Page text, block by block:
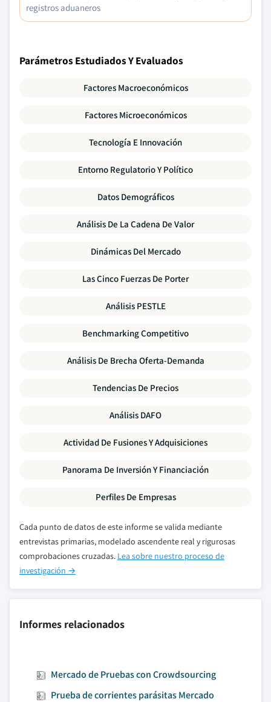
registros aduaneros
Parámetros Estudiados Y Evaluados
Factores Macroeconómicos
Factores Microeconómicos
Tecnología E Innovación
Entorno Regulatorio Y Político
Datos Demográficos
Análisis De La Cadena De Valor
Dinámicas Del Mercado
Las Cinco Fuerzas De Porter
Análisis PESTLE
Benchmarking Competitivo
Análisis De Brecha Oferta-Demanda
Tendencias De Precios
Análisis DAFO
Actividad De Fusiones Y Adquisiciones
Panorama De Inversión Y Financiación
Perfiles De Empresas
Cada punto de datos de este informe se valida mediante
entrevistas primarias, modelado ascendente real y rigurosas
comprobaciones cruzadas. Lea sobre nuestro proceso de
investigación →
Informes relacionados
Mercado de Pruebas con Crowdsourcing
Prueba de corrientes parásitas Mercado